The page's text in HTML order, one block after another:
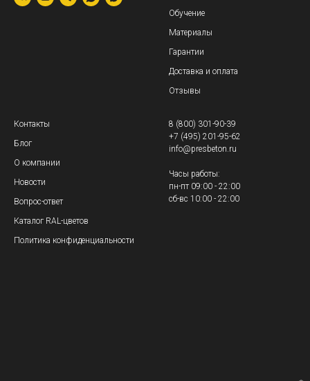
Обучение
Материалы
Гарантии
Доставка и оплата
Отзывы
Контакты
Блог
О компании
Новости
Вопрос-ответ
Каталог RAL-цветов
Политика конфиденциальности
8 (800) 301-90-39
+7 (495) 201-95-62
info@presbeton.ru
Часы работы:
пн-пт 09:00 - 22:00
сб-вс 10:00 - 22:00